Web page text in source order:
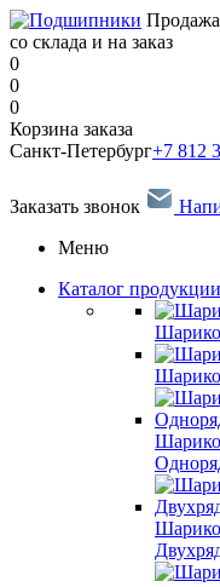
со склада и на заказ
0
0
0
Корзина заказа
Санкт-Петербург+7 812
Заказать звонок
Меню
Каталог продукции